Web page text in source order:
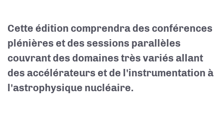
Cette édition comprendra des conférences
plénières et des sessions parallèles
couvrant des domaines très variés allant
des accélérateurs et de l'instrumentation à
l'astrophysique nucléaire.